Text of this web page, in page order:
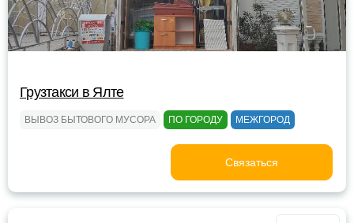
Грузтакси в Ялте
ВЫВОЗ БЫТОВОГО МУСОРА ПО ГОРОДУ МЕЖГОРОД
Связаться